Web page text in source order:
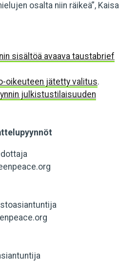
osalta niin räikeä”, Kaisa
sisältöä avaava taustabrief
oikeuteen jätetty valitus.
julkistustilaisuuden